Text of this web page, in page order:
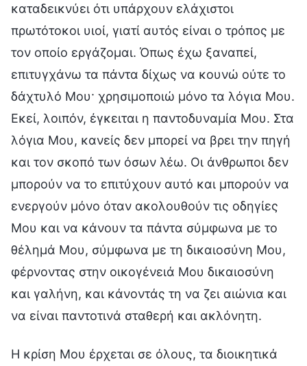
καταδεικνύει ότι υπάρχουν ελάχιστοι
πρωτότοκοι υιοί, γιατί αυτός είναι ο τρόπος με
τον οποίο εργάζομαι. Όπως έχω ξαναπεί,
επιτυγχάνω τα πάντα δίχως να κουνώ ούτε το
δάχτυλό Μου· χρησιμοποιώ μόνο τα λόγια Μου.
Εκεί, λοιπόν, έγκειται η παντοδυναμία Μου. Στα
λόγια Μου, κανείς δεν μπορεί να βρει την πηγή
και τον σκοπό των όσων λέω. Οι άνθρωποι δεν
μπορούν να το επιτύχουν αυτό και μπορούν να
ενεργούν μόνο όταν ακολουθούν τις οδηγίες
Μου και να κάνουν τα πάντα σύμφωνα με το
θέλημά Μου, σύμφωνα με τη δικαιοσύνη Μου,
φέρνοντας στην οικογένειά Μου δικαιοσύνη
και γαλήνη, και κάνοντάς τη να ζει αιώνια και
να είναι παντοτινά σταθερή και ακλόνητη.
Η κρίση Μου έρχεται σε όλους, τα διοικητικά